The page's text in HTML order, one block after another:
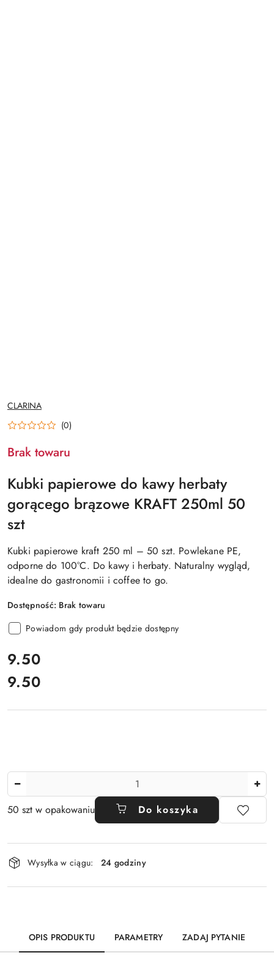
NAZWA
PRODUCENTA:
CLARINA
(0)
Brak towaru
Kubki papierowe do kawy herbaty
gorącego brązowe KRAFT 250ml 50
szt
Kubki papierowe kraft 250 ml – 50 szt. Powlekane PE,
odporne do 100°C. Do kawy i herbaty. Naturalny wygląd,
idealne do gastronomii i coffee to go.
Dostępność: Brak towaru
Powiadom gdy produkt będzie dostępny
cena:
9.50
Cena:
9.50
50 szt w opakowaniu Do koszyka
Dostępność
i
dostawa
Wysyłka w ciągu: 24 godziny
OPIS PRODUKTU PARAMETRY ZADAJ PYTANIE